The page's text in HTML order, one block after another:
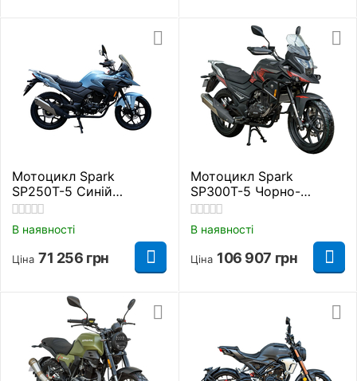
Мотоцикл Spark
SP250T-5 Синій
Дорожній
В наявності
Ціна 71 256 грн
Мотоцикл Spark
SP300T-5 Чорно-
червоний Дорожній
В наявності
Ціна 106 907 грн